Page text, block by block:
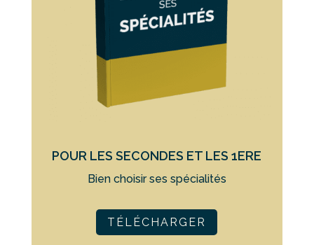
POUR LES SECONDES ET LES 1ERE
Bien choisir ses spécialités
TÉLÉCHARGER